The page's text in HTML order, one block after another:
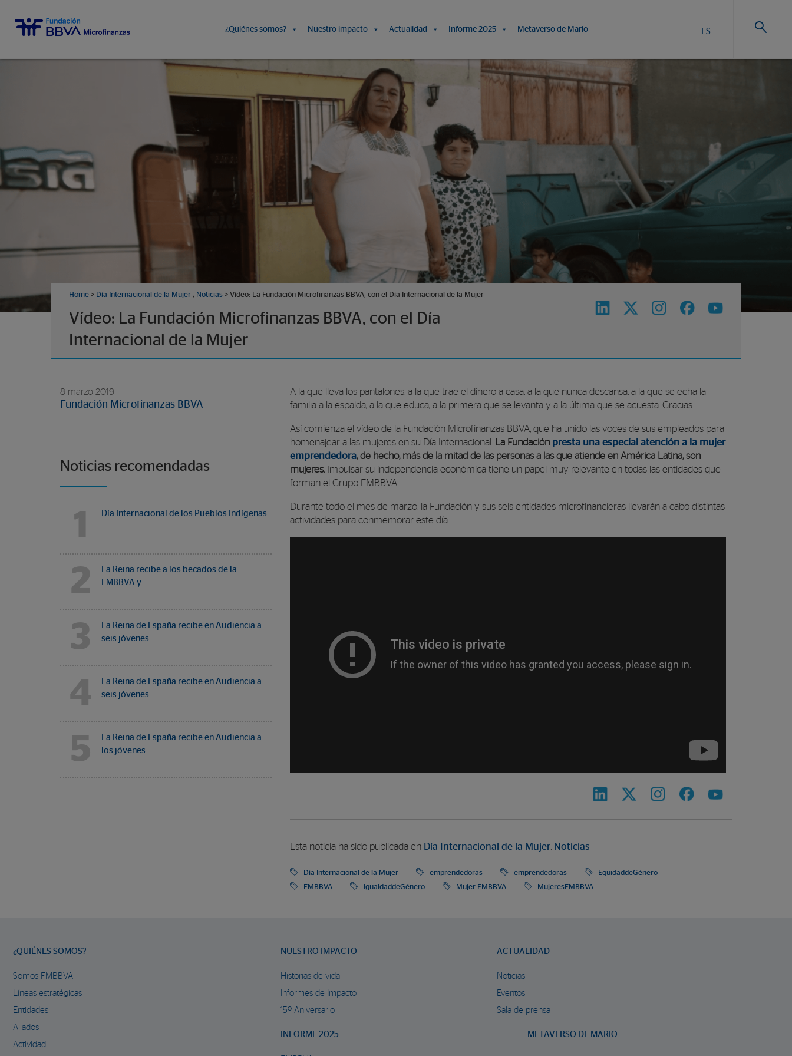
¿Quiénes somos? Nuestro impacto Actualidad Informe 2025 Metaverso de Mario ES
Home > Día Internacional de la Mujer , Noticias > Vídeo: La Fundación Microfinanzas BBVA, con el Día Internacional de la Mujer
Vídeo: La Fundación Microfinanzas BBVA, con el Día
Internacional de la Mujer
8 marzo 2019
Fundación Microfinanzas BBVA
A la que lleva los pantalones, a la que trae el dinero a casa, a la que nunca descansa, a la que se echa la
familia a la espalda, a la que educa, a la primera que se levanta y a la última que se acuesta. Gracias.
Así comienza el vídeo de la Fundación Microfinanzas BBVA, que ha unido las voces de sus empleados para
homenajear a las mujeres en su Día Internacional.
La Fundación presta una especial atención a la mujer
emprendedora, de hecho, más de la mitad de las personas a las que atiende en América Latina, son
mujeres. Impulsar su independencia económica tiene un papel muy relevante en todas las entidades que
forman el Grupo FMBBVA.
Durante todo el mes de marzo, la Fundación y sus seis entidades microfinancieras llevarán a cabo distintas
actividades para conmemorar este día.
Esta noticia ha sido publicada en Día Internacional de la Mujer, Noticias
Día Internacional de la Mujer emprendedoras emprendedoras
EquidaddeGénero
FMBBVA
IgualdaddeGénero Mujer FMBBVA MujeresFMBBVA
Noticias recomendadas
1 Día Internacional de los Pueblos Indígenas
2
La Reina recibe a los becados de la
FMBBVA y…
3
La Reina de España recibe en Audiencia a
seis jóvenes…
4
La Reina de España recibe en Audiencia a
seis jóvenes…
5
La Reina de España recibe en Audiencia a
los jóvenes…
¿QUIÉNES SOMOS?
Somos FMBBVA
Líneas estratégicas
Entidades
Aliados
Actividad
NUESTRO IMPACTO
Historias de vida
Informes de Impacto
15º Aniversario
ACTUALIDAD
Noticias
Eventos
Sala de prensa
INFORME 2025 METAVERSO DE MARIO